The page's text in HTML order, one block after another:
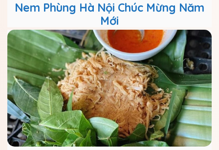
Nem Phùng Hà Nội Chúc Mừng Năm
Mới